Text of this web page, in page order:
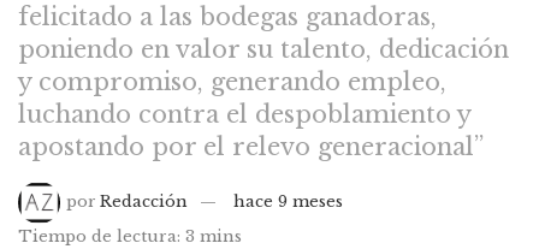
felicitado a las bodegas ganadoras,
poniendo en valor su talento, dedicación
y compromiso, generando empleo,
luchando contra el despoblamiento y
apostando por el relevo generacional”
por Redacción
hace 9 meses
Tiempo de lectura: 3 mins